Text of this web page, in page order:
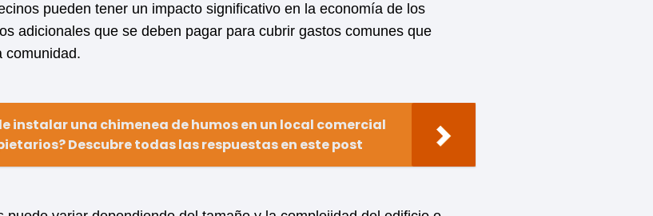
pueden tener un impacto significativo en la economía de los
adicionales que se deben pagar para cubrir gastos comunes que
comunidad.
instalar una chimenea de humos en un local comercial
Descubre todas las respuestas en este post